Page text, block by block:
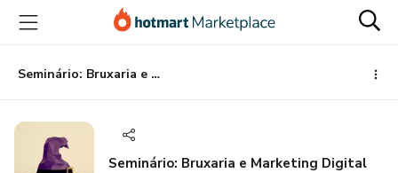
para
conteúdo
principal
para
pagamento
para
rodapé
Seminário: Bruxaria e Marketing Digital
Seminário: Bruxaria e Marketing Digital